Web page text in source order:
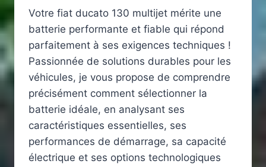
Votre fiat ducato 130 multijet mérite une
batterie performante et fiable qui répond
parfaitement à ses exigences techniques !
Passionnée de solutions durables pour les
véhicules, je vous propose de comprendre
précisément comment sélectionner la
batterie idéale, en analysant ses
caractéristiques essentielles, ses
performances de démarrage, sa capacité
électrique et ses options technologiques